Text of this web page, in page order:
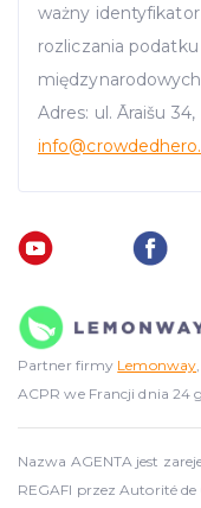
ważny
rozliczania
Adres: ul. Āraišu
info
Partner firmy Lemonway
ACPR we Francji dnia 24
Nazwa AGENTA jest
REGAFI przez Autorité